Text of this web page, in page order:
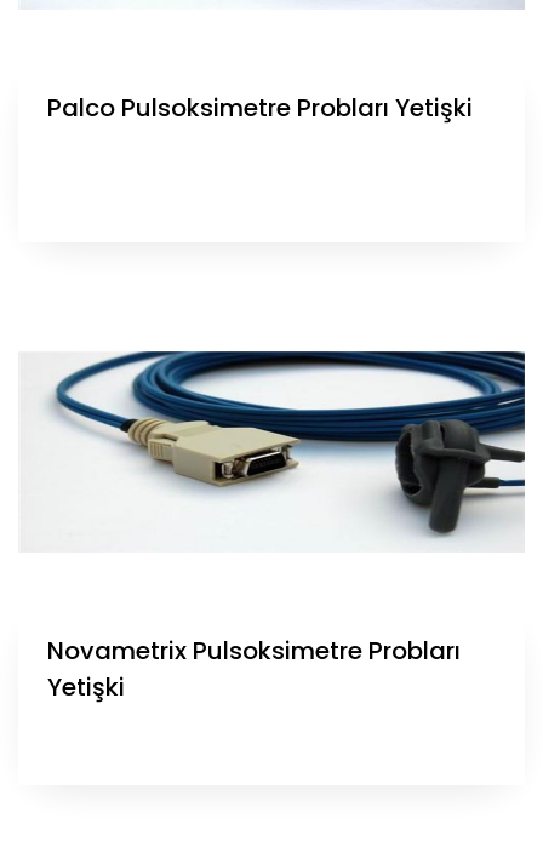
Palco Pulsoksimetre Probları Yetişki
Novametrix Pulsoksimetre Probları
Yetişki